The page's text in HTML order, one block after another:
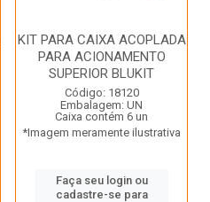
KIT PARA CAIXA ACOPLADA
PARA ACIONAMENTO
SUPERIOR BLUKIT
Código: 18120
Embalagem: UN
Caixa contém 6 un
*Imagem meramente ilustrativa
Faça seu login ou
cadastre-se para